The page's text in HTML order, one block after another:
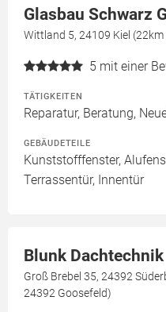
Glasbau Schwarz
Wittland 5, 24109 Kiel
5 mit einer
TÄTIGKEITEN
Reparatur, Beratung,
GEBÄUDETEILE
Kunststofffenster,
Terrassentür, Innentür
Blunk Dachtechnik
Groß Brebel 35, 24392
24392 Goosefeld)